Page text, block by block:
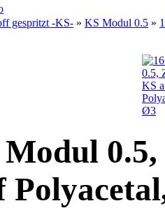
gespritzt -KS- » KS Modul 0.5 »
Modul